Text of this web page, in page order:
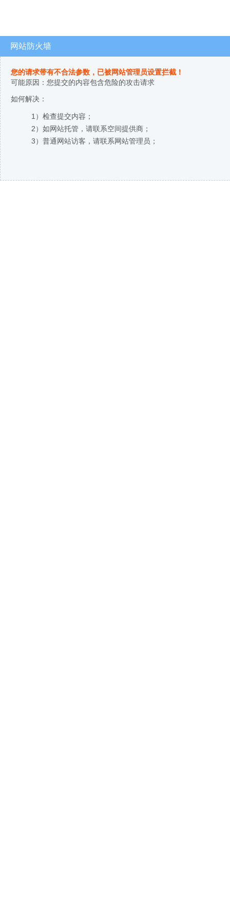
网站防火墙
您的请求带有不合法参数，已被网站管理员设置拦截！
可能原因：您提交的内容包含危险的攻击请求
如何解决：
1）检查提交内容；
2）如网站托管，请联系空间提供商；
3）普通网站访客，请联系网站管理员；